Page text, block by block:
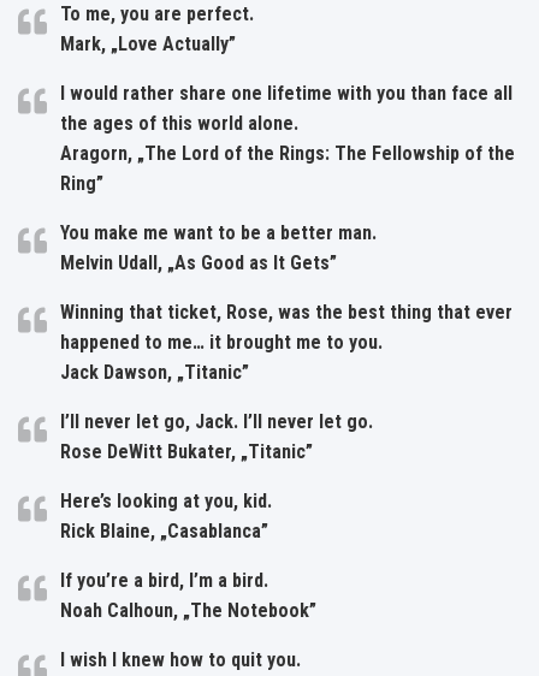
To me, you are perfect.
Mark, „Love Actually”
I would rather share one lifetime with you than face all
the ages of this world alone.
Aragorn, „The Lord of the Rings: The Fellowship of the
Ring”
You make me want to be a better man.
Melvin Udall, „As Good as It Gets”
Winning that ticket, Rose, was the best thing that ever
happened to me… it brought me to you.
Jack Dawson, „Titanic”
I’ll never let go, Jack. I’ll never let go.
Rose DeWitt Bukater, „Titanic”
Here’s looking at you, kid.
Rick Blaine, „Casablanca”
If you’re a bird, I’m a bird.
Noah Calhoun, „The Notebook”
I wish I knew how to quit you.